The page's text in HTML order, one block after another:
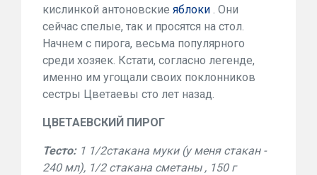
кислинкой антоновские яблоки . Они
сейчас спелые, так и просятся на стол.
Начнем с пирога, весьма популярного
среди хозяек. Кстати, согласно легенде,
именно им угощали своих поклонников
сестры Цветаевы сто лет назад.
ЦВЕТАЕВСКИЙ ПИРОГ
Тесто:1 1/2стакана муки (у меня стакан -
240 мл), 1/2 стакана сметаны , 150 г